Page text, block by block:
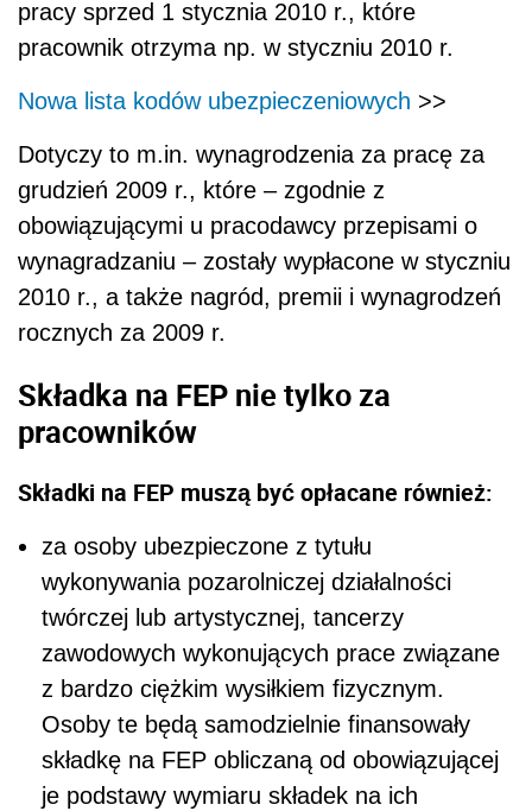
pracy sprzed 1 stycznia 2010 r., które
pracownik otrzyma np. w styczniu 2010 r.
Nowa lista kodów ubezpieczeniowych >>
Dotyczy to m.in. wynagrodzenia za pracę za
grudzień 2009 r., które – zgodnie z
obowiązującymi u pracodawcy przepisami o
wynagradzaniu – zostały wypłacone w styczniu
2010 r., a także nagród, premii i wynagrodzeń
rocznych za 2009 r.
Składka na FEP nie tylko za
pracowników
Składki na FEP muszą być opłacane również:
za osoby ubezpieczone z tytułu
wykonywania pozarolniczej działalności
twórczej lub artystycznej, tancerzy
zawodowych wykonujących prace związane
z bardzo ciężkim wysiłkiem fizycznym.
Osoby te będą samodzielnie finansowały
składkę na FEP obliczaną od obowiązującej
je podstawy wymiaru składek na ich